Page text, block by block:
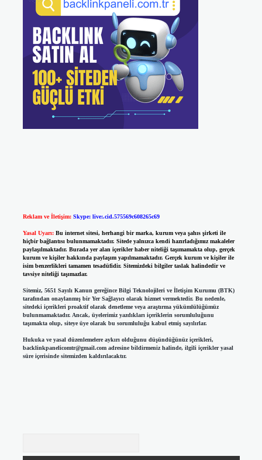
Reklam ve İletişim: Skype: live:.cid.575569c608265c69
Yasal Uyarı: Bu internet sitesi, herhangi bir marka, kurum veya şahıs şirketi ile
hiçbir bağlantısı bulunmamaktadır. Sitede yalnızca kendi hazırladığımız makaleler
paylaşılmaktadır. Burada yer alan içerikler haber niteliği taşımamakta olup, gerçek
kurum ve kişiler hakkında paylaşım yapılmamaktadır. Gerçek kurum ve kişiler ile
isim benzerlikleri tamamen tesadüfidir. Sitemizdeki bilgiler taslak halindedir ve
tavsiye niteliği taşımazlar.
Sitemiz, 5651 Sayılı Kanun gereğince Bilgi Teknolojileri ve İletişim Kurumu (BTK)
tarafından onaylanmış bir Yer Sağlayıcı olarak hizmet vermektedir. Bu nedenle,
sitedeki içerikleri proaktif olarak denetleme veya araştırma yükümlülüğümüz
bulunmamaktadır. Ancak, üyelerimiz yazdıkları içeriklerin sorumluluğunu
taşımakta olup, siteye üye olarak bu sorumluluğu kabul etmiş sayılırlar.
Hukuka ve yasal düzenlemelere aykırı olduğunu düşündüğünüz içerikleri,
backlinkpanelicomtr@gmail.comadresine bildirmeniz halinde, ilgili içerikler yasal
süre içerisinde sitemizden kaldırılacaktır.